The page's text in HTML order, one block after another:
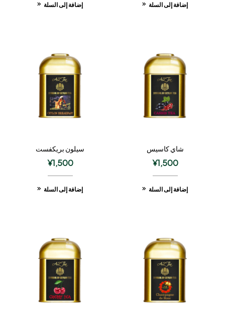
إضافة إلى السلة إضافة إلى السلة
شاي كاسيس
¥1,500
إضافة إلى السلة
سيلون بريكفست
¥1,500
إضافة إلى السلة